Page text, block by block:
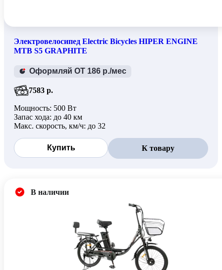
Электровелосипед Electric Bicycles HIPER ENGINE
MTB S5 GRAPHITE
Оформляй ОТ 186 р./мес
7583 р.
Мощность: 500 Вт
Запас хода: до 40 км
Макс. скорость, км/ч: до 32
Купить К товару
В наличии